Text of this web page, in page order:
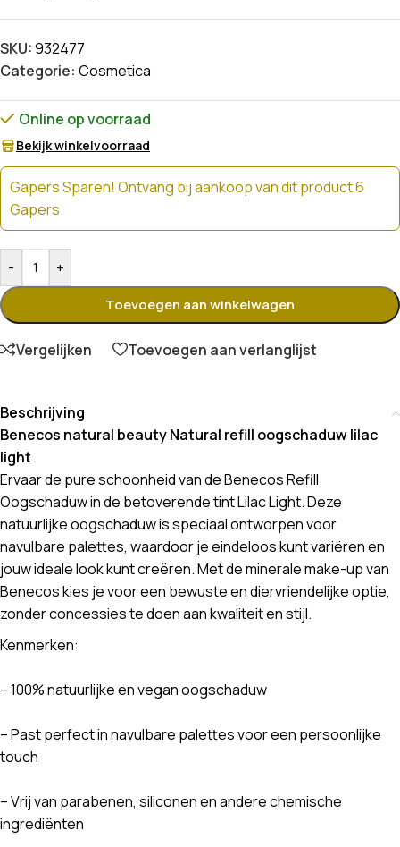
SKU:932477
Categorie: Cosmetica
Online op voorraad
Bekijk winkelvoorraad
Gapers Sparen! Ontvang bij aankoop van dit product 6
Gapers.
- +
Toevoegen aan winkelwagen
Vergelijken Toevoegen aan verlanglijst
Beschrijving
Benecos natural beauty Natural refill oogschaduw lilac
light
Ervaar de pure schoonheid van de Benecos Refill
Oogschaduw in de betoverende tint Lilac Light. Deze
natuurlijke oogschaduw is speciaal ontworpen voor
navulbare palettes, waardoor je eindeloos kunt variëren en
jouw ideale look kunt creëren. Met de minerale make-up van
Benecos kies je voor een bewuste en diervriendelijke optie,
zonder concessies te doen aan kwaliteit en stijl.
Kenmerken:
– 100% natuurlijke en vegan oogschaduw
– Past perfect in navulbare palettes voor een persoonlijke
touch
– Vrij van parabenen, siliconen en andere chemische
ingrediënten